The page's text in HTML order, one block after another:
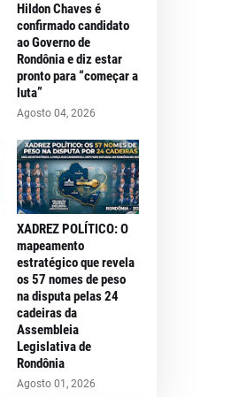
Hildon Chaves é
confirmado candidato
ao Governo de
Rondônia e diz estar
pronto para “começar a
luta”
Agosto 04, 2026
XADREZ POLÍTICO: O
mapeamento
estratégico que revela
os 57 nomes de peso
na disputa pelas 24
cadeiras da
Assembleia
Legislativa de
Rondônia
Agosto 01, 2026